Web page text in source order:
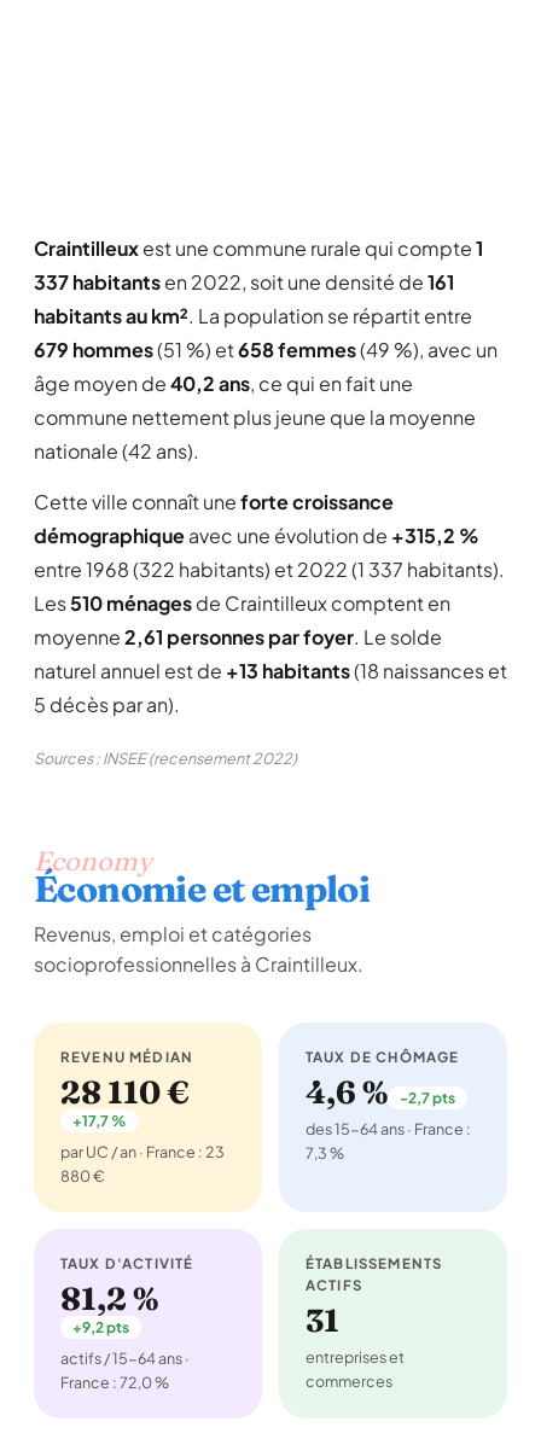
Craintilleuxest une commune rurale qui compte1
337 habitantsen 2022, soit une densité de161
habitants au km². La population se répartit entre
679 hommes(51 %) et658 femmes(49 %), avec un
âge moyen de40,2 ans, ce qui en fait une
commune nettement plus jeune que la moyenne
nationale (42 ans).
Cette ville connaît uneforte croissance
démographiqueavec une évolution de +315,2 %
entre 1968 (322 habitants) et 2022 (1 337 habitants).
Les510 ménagesde Craintilleux comptent en
moyenne2,61 personnes par foyer. Le solde
naturel annuel est de +13 habitants(18 naissances et
5 décès par an).
Sources : INSEE (recensement 2022)
Economy
Économie et emploi
Revenus, emploi et catégories
socioprofessionnelles à Craintilleux.
REVENU MÉDIAN
28 110 €
+17,7 %
par UC / an · France : 23
880 €
TAUX DE CHÔMAGE
4,6 % -2,7 pts
des 15-64 ans · France :
7,3 %
TAUX D'ACTIVITÉ
81,2 %
+9,2 pts
actifs / 15-64 ans ·
France : 72,0 %
ÉTABLISSEMENTS
ACTIFS
31
entreprises et
commerces